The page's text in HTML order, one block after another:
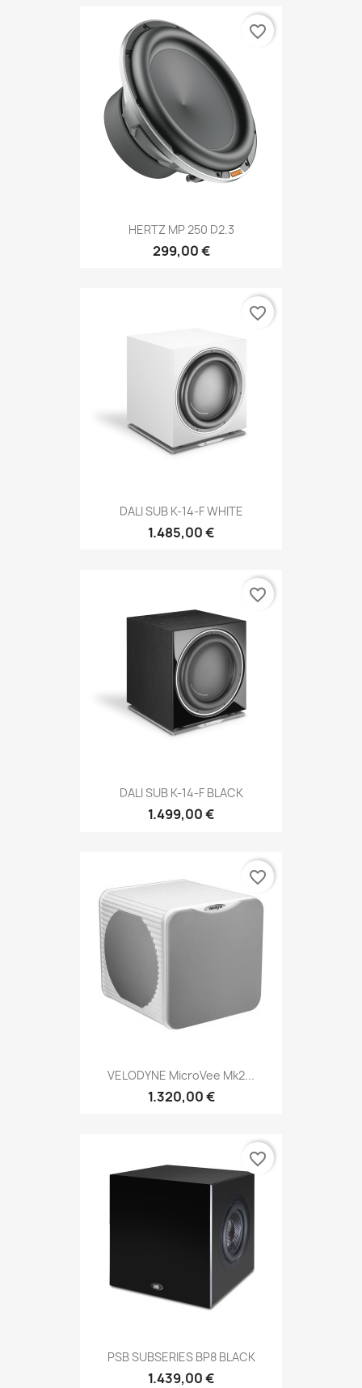
HERTZ MP 250 D2.3
299,00 €
favorite_border
DALI SUB K-14-F WHITE
1.485,00 €
favorite_border
DALI SUB K-14-F BLACK
1.499,00 €
favorite_border
VELODYNE MicroVee Mk2...
1.320,00 €
favorite_border
PSB SUBSERIES BP8 BLACK
1.439,00 €
favorite_border